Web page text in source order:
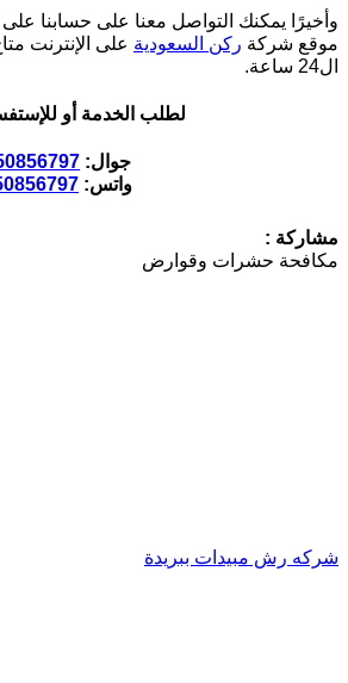
وأخيرًا يمكنك التواصل معنا على حسابنا على
موقع شركة ركن السعودية على الإنترنت
ال24 ساعة.
لطلب الخدمة أو
جوال:
واتس:
مشاركة :
مكافحة حشرات وقوارض
شركه رش مبيدات ببريدة